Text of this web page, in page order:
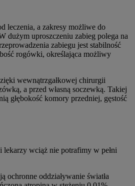
leczenia, a zakresy możliwe do
dużym uproszczeniu zabieg polega na
zabiegu jest stabilność
rogówki, określająca możliwy
wewnątrzgałkowej chirurgii
a przed własną soczewką. Takiej
głębokość komory przedniej, gęstość
lekarzy wciąż nie potrafimy w pełni
oddziaływanie światła